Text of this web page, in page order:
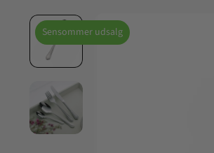
Sensommer udsalg